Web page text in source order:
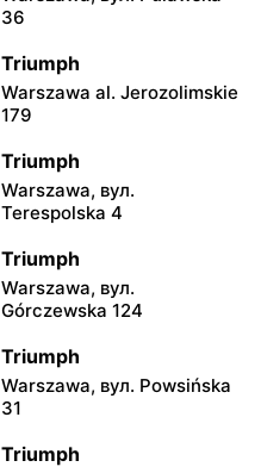
36
Triumph
Warszawa al. Jerozolimskie
179
Triumph
Warszawa, вул.
Terespolska 4
Triumph
Warszawa, вул.
Górczewska 124
Triumph
Warszawa, вул. Powsińska
31
Triumph